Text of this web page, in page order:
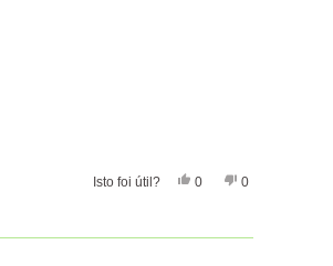
Isto foi útil? Sim, Esta Avaliação
0Pessoas Votaram Sim
Não, Esta
0Pessoas